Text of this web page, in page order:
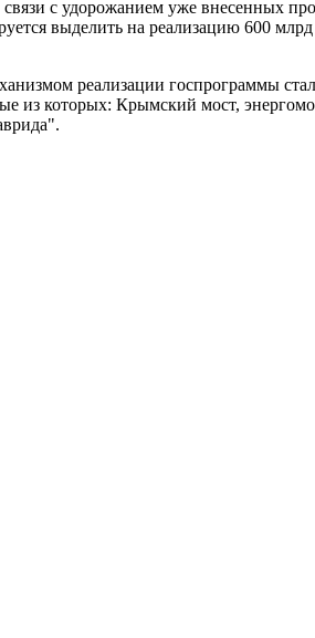
с удорожанием уже внесенных
выделить на реализацию 600
реализации госпрограммы
из которых: Крымский мост,